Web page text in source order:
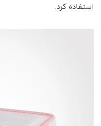
استفاده کرد.